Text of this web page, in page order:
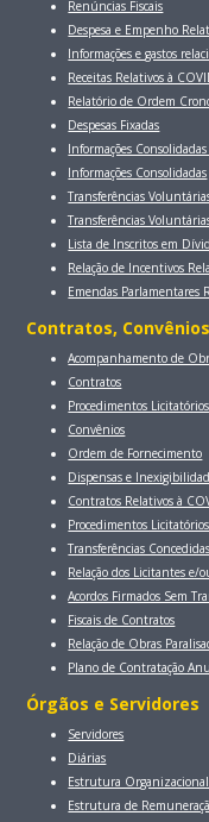
Renúncias Fiscais
Despesa e Empenho
Informações e gastos
Receitas Relativos à
Relatório de Ordem
Despesas Fixadas
Informações
Informações Consolidadas
Transferências
Transferências
Lista de Inscritos em
Relação de Incentivos
Emendas Parlamentares
Contratos,
Acompanhamento de
Contratos
Procedimentos Licitatórios
Convênios
Ordem de Fornecimento
Dispensas e
Contratos Relativos à
Procedimentos
Transferências
Relação dos Licitantes
Acordos Firmados Sem
Fiscais de Contratos
Relação de Obras
Plano de Contratação
Órgãos e Servidores
Servidores
Diárias
Estrutura
Estrutura de